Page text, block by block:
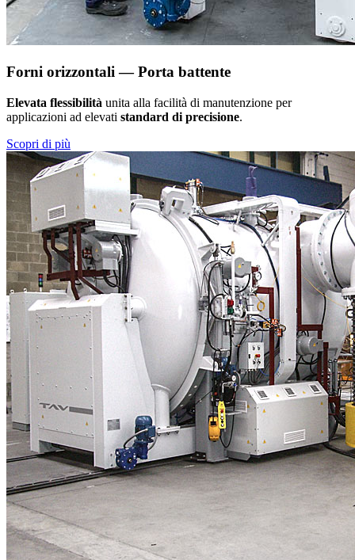
Forni orizzontali — Porta battente
Elevata flessibilità unita alla facilità di manutenzione per
applicazioni ad elevati standard di precisione.
Scopri di più